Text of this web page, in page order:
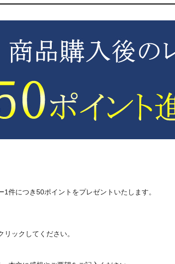
件につき50ポイントをプレゼントいたします。
ックしてください。